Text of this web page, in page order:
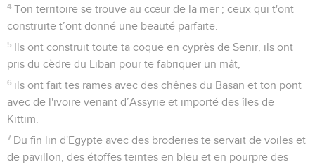
4 Ton territoire se trouve au cœur de la mer ; ceux qui t'ont
construite t’ont donné une beauté parfaite.
5 Ils ont construit toute ta coque en cyprès de Senir, ils ont
pris du cèdre du Liban pour te fabriquer un mât,
6 ils ont fait tes rames avec des chênes du Basan et ton pont
avec de l'ivoire venant d’Assyrie et importé des îles de
Kittim.
7 Du fin lin d'Egypte avec des broderies te servait de voiles et
de pavillon, des étoffes teintes en bleu et en pourpre des